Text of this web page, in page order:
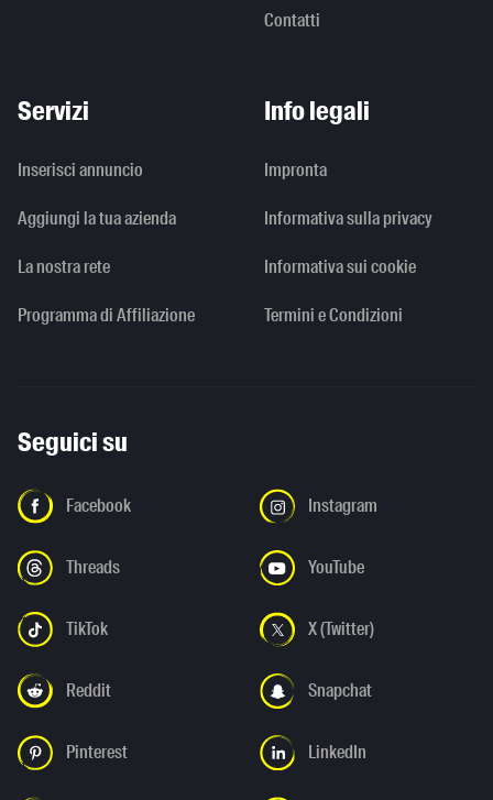
Contatti
Servizi
Inserisci annuncio
Aggiungi la tua azienda
La nostra rete
Programma di Affiliazione
Info legali
Impronta
Informativa sulla privacy
Informativa sui cookie
Termini e Condizioni
Seguici su
Facebook Instagram
Threads YouTube
TikTok X (Twitter)
Reddit Snapchat
Pinterest LinkedIn